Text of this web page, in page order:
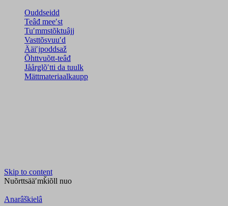
Ouddseidd
Teâđ meeʹst
Tuʹmmstõktuâjj
Vasttõsvuuʹd
Ääiʹjpoddsaž
Õhttvuõtt-teâđ
Jåårǥlõʹtti da tuulk
Mättmateriaalkaupp
Skip to content
Nuõrttsääʹmǩiõll nuo
Anarâškielâ